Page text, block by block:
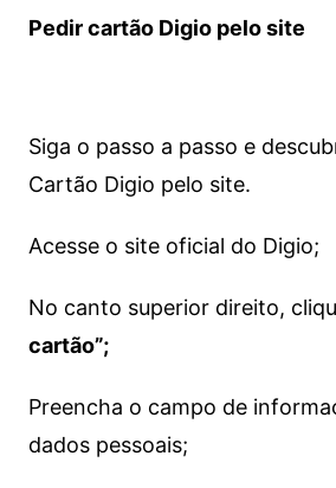
Pedir cartão Digio pelo site
Siga o passo a passo e
Cartão Digio pelo site.
Acesse o site oficial do Digio;
No canto superior direito,
cartão”;
Preencha o campo de
dados pessoais;